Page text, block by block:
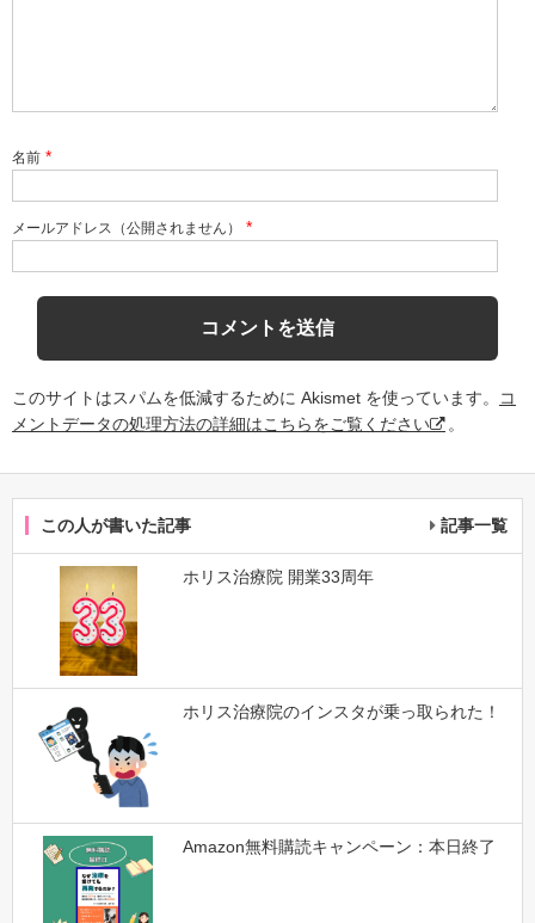
名前 *
メールアドレス（公開されません） *
このサイトはスパムを低減するために Akismet を使っています。
コ
メントデータの処理方法の詳細はこちらをご覧ください
。
この人が書いた記事 記事一覧
ホリス治療院 開業33周年
ホリス治療院のインスタが乗っ取られた！
Amazon無料購読キャンペーン：本日終了